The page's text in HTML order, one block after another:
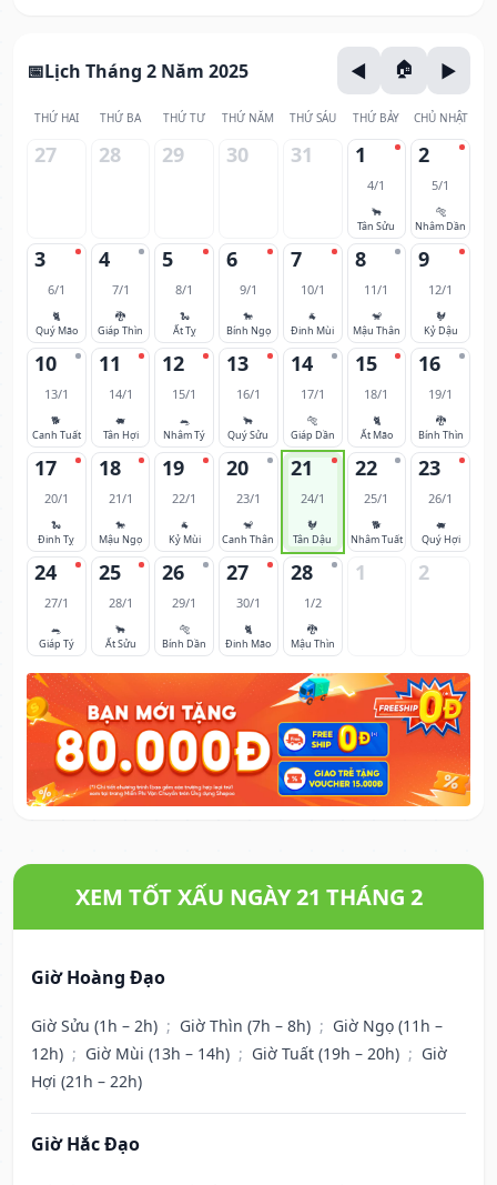
Lịch Tháng 2 Năm 2025
THỨ HAI THỨ BA THỨ TƯ THỨ NĂM THỨ SÁU THỨ BẢY CHỦ NHẬT
27 28 29 30 31 1
4/1
🐂
Tân Sửu
2
5/1
🐅
Nhâm Dần
3
6/1
🐈
Quý Mão
4
7/1
🐉
Giáp Thìn
5
8/1
🐍
Ất Tỵ
6
9/1
🐎
Bính Ngọ
7
10/1
🐐
Đinh Mùi
8
11/1
🐒
Mậu Thân
9
12/1
🐓
Kỷ Dậu
10
13/1
🐕
Canh Tuất
11
14/1
🐖
Tân Hợi
12
15/1
🐀
Nhâm Tý
13
16/1
🐂
Quý Sửu
14
17/1
🐅
Giáp Dần
15
18/1
🐈
Ất Mão
16
19/1
🐉
Bính Thìn
17
20/1
🐍
Đinh Tỵ
18
21/1
🐎
Mậu Ngọ
19
22/1
🐐
Kỷ Mùi
20
23/1
🐒
Canh Thân
21
24/1
🐓
Tân Dậu
22
25/1
🐕
Nhâm Tuất
23
26/1
🐖
Quý Hợi
24
27/1
🐀
Giáp Tý
25
28/1
🐂
Ất Sửu
26
29/1
🐅
Bính Dần
27
30/1
🐈
Đinh Mão
28
1/2
🐉
Mậu Thìn
1 2
XEM TỐT XẤU NGÀY 21 THÁNG 2
Giờ Hoàng Đạo
Giờ Sửu (1h – 2h) ; Giờ Thìn (7h – 8h) ; Giờ Ngọ (11h –
12h) ; Giờ Mùi (13h – 14h) ; Giờ Tuất (19h – 20h) ; Giờ
Hợi (21h – 22h)
Giờ Hắc Đạo